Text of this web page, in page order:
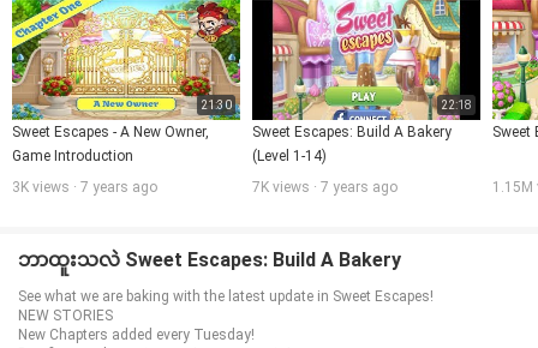
ကိုက်ညီသောဂိမ်းများ
●အချိုယာဆောင်ပုဒ်နှင့်အတူပဟေ people games ●ထူးခြားသော boolerters နှင့်
exploding ပေါင်းစပ်ခြင်းများပါ 0 င်သော●ပြိုင်ပွဲတစ်ခုစီကိုတည်ဆောက်ရန်လဲလှယ်
ခြင်းနှင့်အပိုင်းပိုင်းအပိုင်းအစများ
●သင်၏တိရိစ္ဆာန်သူငယ်ချင်းများမှစွမ်းရည်များဖြင့်သင်၏ဂိမ်းကိုဖွင့်ပါ0 ယ ်. သင်
ပြင်ဆင်ရန်နှင့်ကမ်းလှမ်းလိုသောအချိုပွဲများကိုရွေးချယ်ပါ။
City Build
●မြို့နယ်ဂိမ်းများသည်ချိုသောဆိုင်များကိုတည်ဆောက်ခွင့်ပြုသည်။BR>
သင်၏တိရိစ္ဆာန်သူငယ်ချင်းများနှင့်အတူချိုမြိန်အင်ပါယာနှင့် Kooky Health & AMP
၏စိန်ခေါ်မှုအပေါ်မြင့်တက်တောင်းဆိုချက်များကိုသူ၏ရယ်စရာစာရင်းနှင့်အတူဘေး
Sweet Seven သည်ကစားရန်အခမဲ့ဖြစ်သည်။အကယ်. သင်ဤရွေးချယ်မှုကိုမသုံးလို
ပါကသင်၏ device & # 39; # 39;
21:30
Sweet Escapes - A New Owner,
Game Introduction
3K views · 7 years ago
22:18
Sweet Escapes: Build A Bakery
(Level 1-14)
7K views · 7 years ago
Sweet
1.15M
ဘာထူးသလဲ Sweet Escapes: Build A Bakery
See what we are baking with the latest update in Sweet Escapes!
NEW STORIES
New Chapters added every Tuesday!